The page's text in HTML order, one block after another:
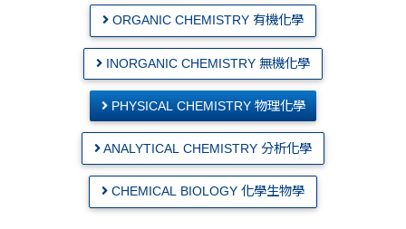
ORGANIC CHEMISTRY 有機化學
INORGANIC CHEMISTRY 無機化學
PHYSICAL CHEMISTRY 物理化學
ANALYTICAL CHEMISTRY 分析化學
CHEMICAL BIOLOGY 化學生物學